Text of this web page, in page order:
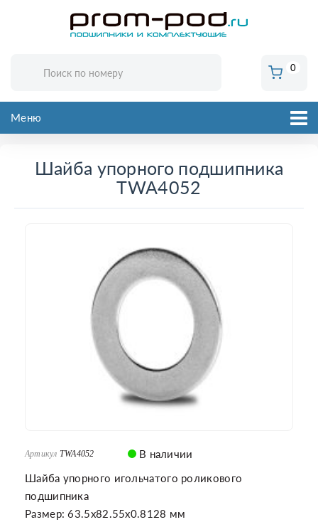
0
Меню
Шайба упорного подшипника
TWA4052
Артикул TWA4052
В наличии
Шайба упорного игольчатого роликового
подшипника
Размер: 63.5x82.55x0.8128 мм